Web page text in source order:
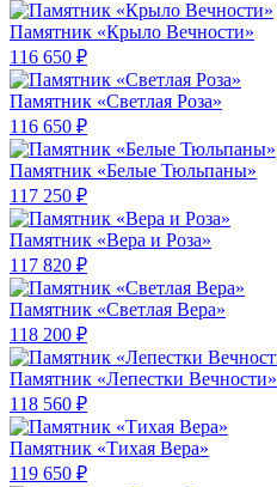
Памятник «Крыло Вечности»
116 650 ₽
Памятник «Светлая Роза»
116 650 ₽
Памятник «Белые Тюльпаны»
117 250 ₽
Памятник «Вера и Роза»
117 820 ₽
Памятник «Светлая Вера»
118 200 ₽
Памятник «Лепестки Вечности»
118 560 ₽
Памятник «Тихая Вера»
119 650 ₽